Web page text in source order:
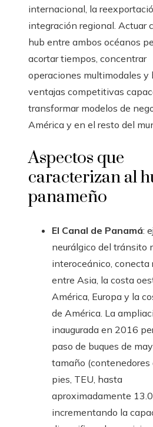
internacional, la
integración regional. Actuar
hub entre ambos océanos
acortar tiempos, concentrar
operaciones multimodales y
ventajas competitivas
transformar modelos de
América y en el resto del
Aspectos que
caracterizan al
panameño
El Canal de Panamá:
neurálgico del tránsito
interoceánico, conecta
entre Asia, la costa
América, Europa y la
de América. La
inaugurada en 2016
paso de buques de
tamaño (contenedores
pies, TEU, hasta
aproximadamente
incrementando la